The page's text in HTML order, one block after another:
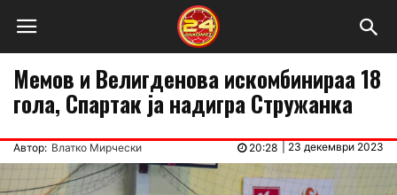
Мемов и Велигденова искомбинираа 18
гола, Спартак ја надигра Стружанка
Автор: Влатко Мирчески 23 декември 2023
20:28